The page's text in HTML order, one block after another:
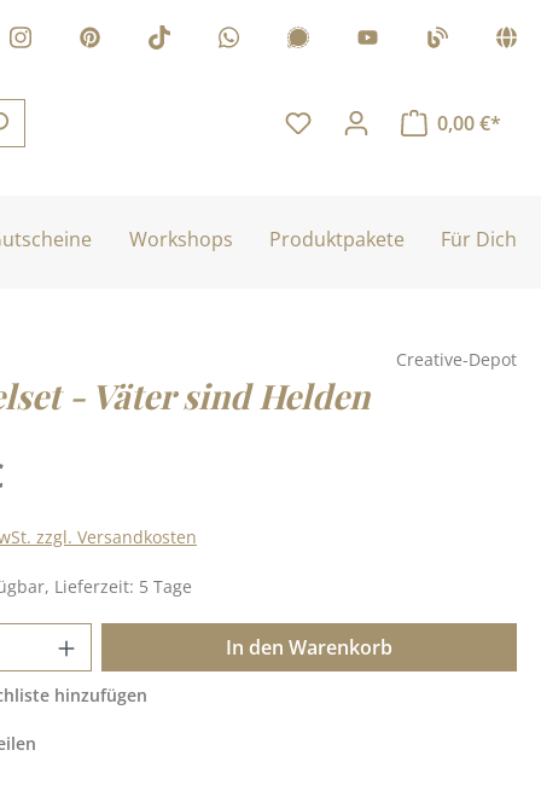
0,00 €*
Workshops Produktpakete Für Dich
Creative-Depot
- Väter sind Helden
zzgl. Versandkosten
Lieferzeit: 5 Tage
Gib den gewünschten Wert
In den Warenkorb
hinzufügen